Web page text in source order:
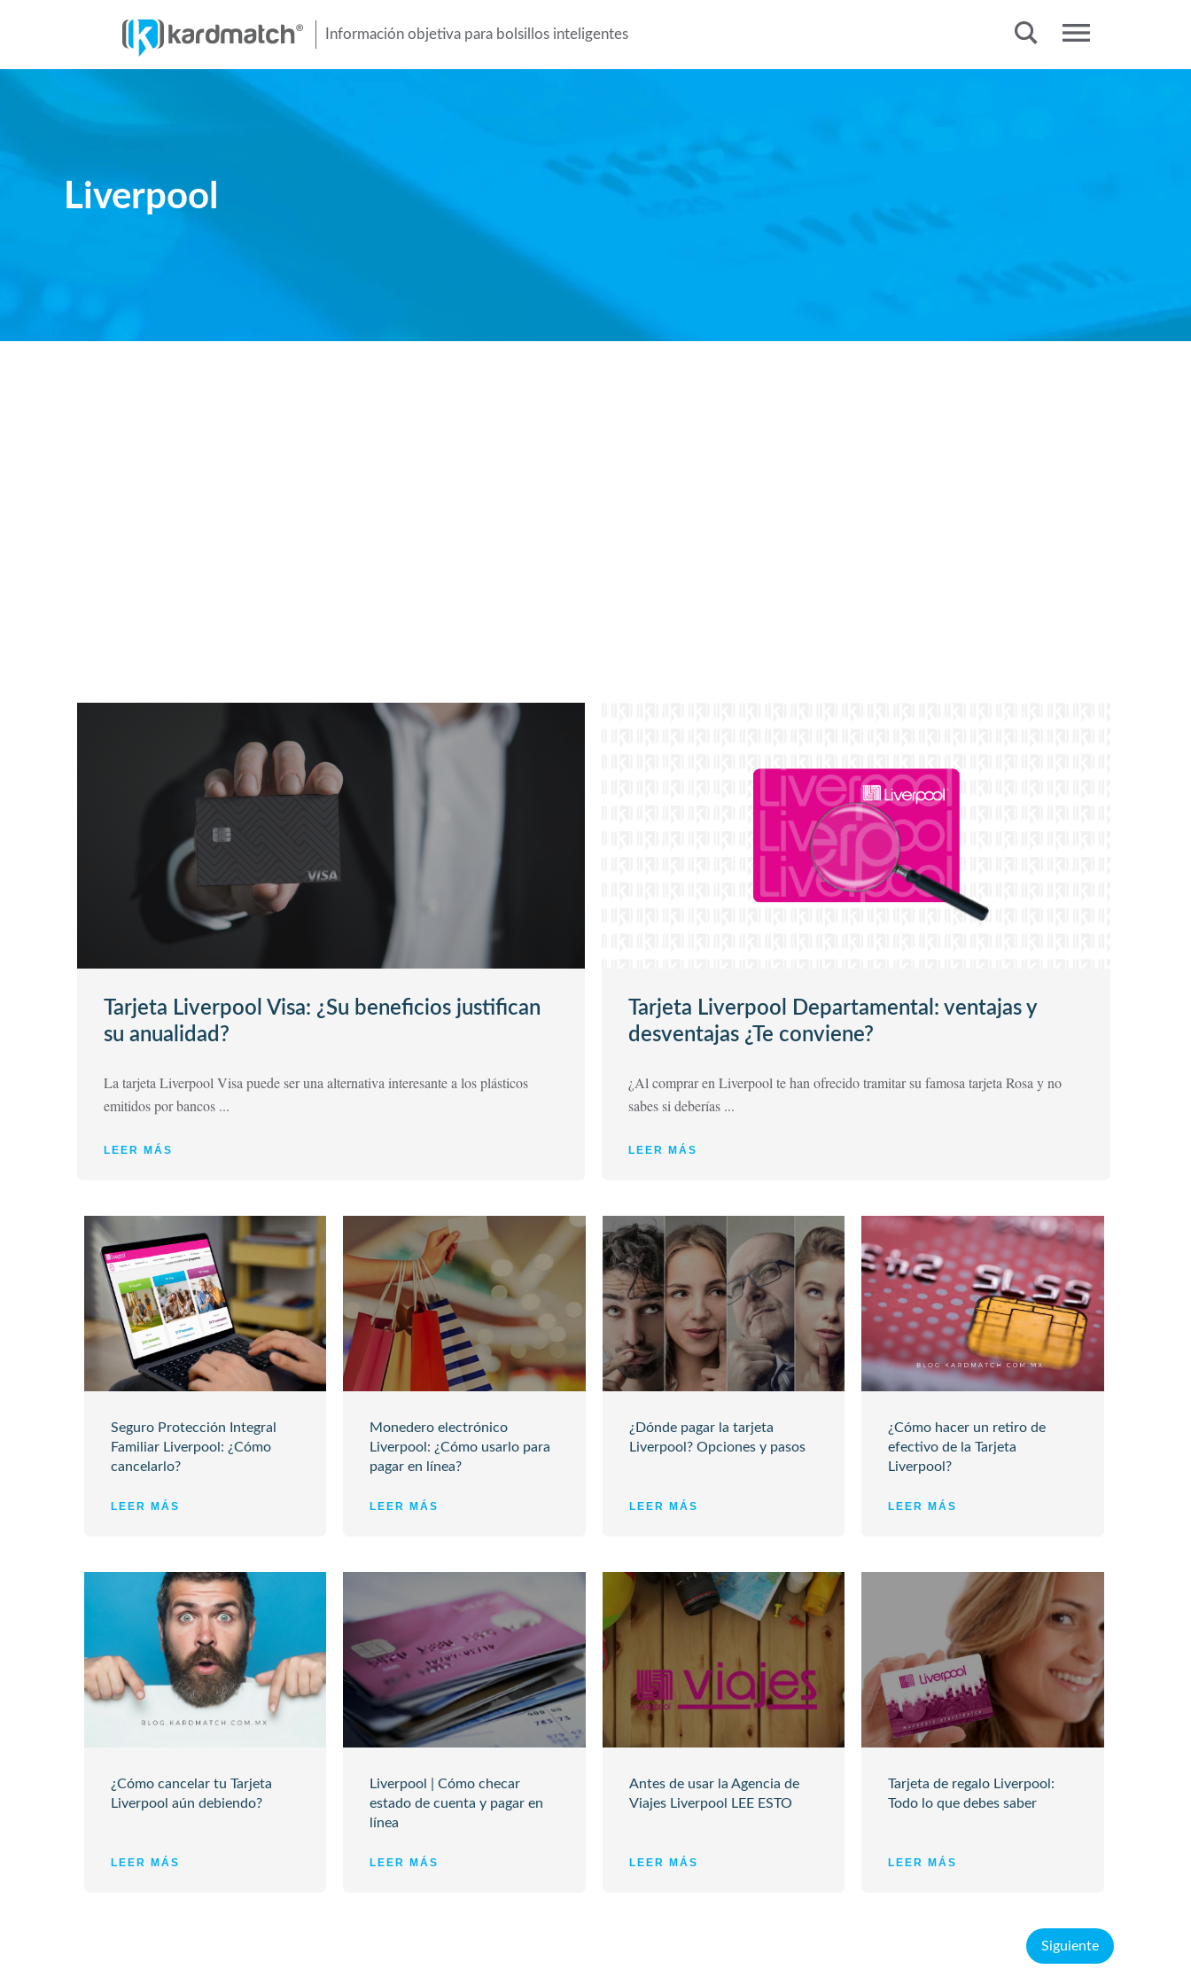
Información objetiva para bolsillos inteligentes
Liverpool
Tarjeta Liverpool Visa: ¿Su beneficios justifican
su anualidad?
La tarjeta Liverpool Visa puede ser una alternativa interesante a los plásticos
emitidos por bancos ...
LEER MÁS
Tarjeta Liverpool Departamental: ventajas y
desventajas ¿Te conviene?
¿Al comprar en Liverpool te han ofrecido tramitar su famosa tarjeta Rosa y no
sabes si deberías ...
LEER MÁS
Seguro Protección Integral
Familiar Liverpool: ¿Cómo
cancelarlo?
LEER MÁS
Monedero electrónico
Liverpool: ¿Cómo usarlo para
pagar en línea?
LEER MÁS
¿Dónde pagar la tarjeta
Liverpool? Opciones y pasos
LEER MÁS
¿Cómo hacer un retiro de
efectivo de la Tarjeta
Liverpool?
LEER MÁS
¿Cómo cancelar tu Tarjeta
Liverpool aún debiendo?
LEER MÁS
Liverpool | Cómo checar
estado de cuenta y pagar en
línea
LEER MÁS
Antes de usar la Agencia de
Viajes Liverpool LEE ESTO
LEER MÁS
Tarjeta de regalo Liverpool:
Todo lo que debes saber
LEER MÁS
Siguiente